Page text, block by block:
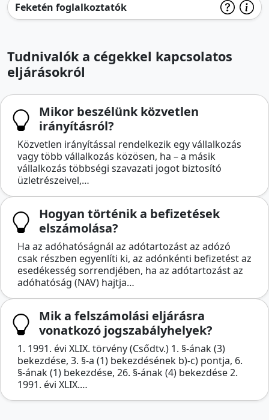
Feketén foglalkoztatók
Tudnivalók a cégekkel kapcsolatos
eljárásokról
Mikor beszélünk közvetlen
irányításról?
Közvetlen irányítással rendelkezik egy vállalkozás
vagy több vállalkozás közösen, ha – a másik
vállalkozás többségi szavazati jogot biztosító
üzletrészeivel,…
Hogyan történik a befizetések
elszámolása?
Ha az adóhatóságnál az adótartozást az adózó
csak részben egyenlíti ki, az adónkénti befizetést az
esedékesség sorrendjében, ha az adótartozást az
adóhatóság (NAV) hajtja…
Mik a felszámolási eljárásra
vonatkozó jogszabályhelyek?
1. 1991. évi XLIX. törvény (Csődtv.) 1. §-ának (3)
bekezdése, 3. §-a (1) bekezdésének b)-c) pontja, 6.
§-ának (1) bekezdése, 26. §-ának (4) bekezdése 2.
1991. évi XLIX.…